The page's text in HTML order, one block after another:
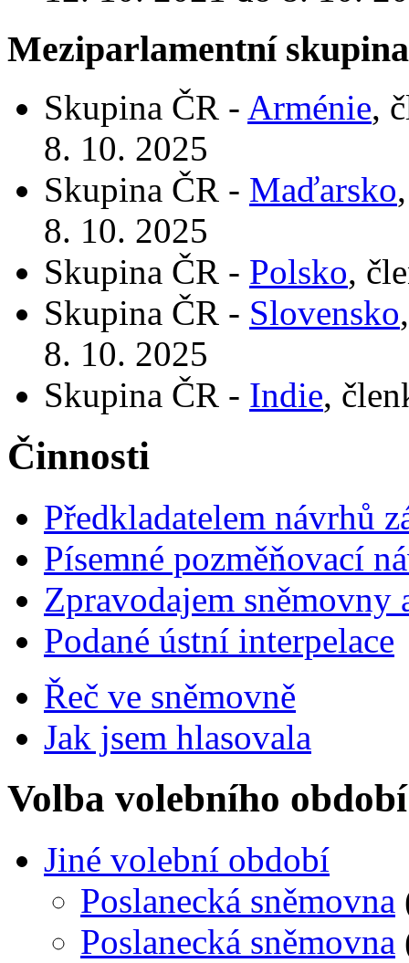
Meziparlamentní
Skupina ČR - Arménie,
8. 10. 2025
Skupina ČR - Maďarsko
8. 10. 2025
Skupina ČR - Polsko,
Skupina ČR - Slovensko
8. 10. 2025
Skupina ČR - Indie,
Činnosti
Předkladatelem návrhů
Písemné pozměňovací
Zpravodajem
Podané ústní interpelace
Řeč ve sněmovně
Jak jsem hlasovala
Volba volebního období
Jiné volební období
Poslanecká sněmovna
Poslanecká sněmovna